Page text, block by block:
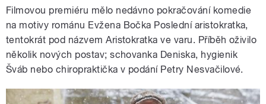
Filmovou premiéru mělo nedávno pokračování komedie
na motivy románu Evžena Bočka Poslední aristokratka,
tentokrát pod názvem Aristokratka ve varu. Příběh oživilo
několik nových postav; schovanka Deniska, hygienik
Šváb nebo chiropraktička v podání Petry Nesvačilové.